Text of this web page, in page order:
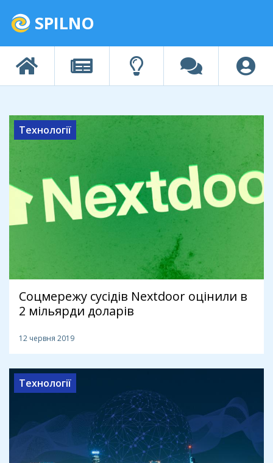
SPILNO
Технології
Соцмережу сусідів Nextdoor оцінили в
2 мільярди доларів
12 червня 2019
Технології